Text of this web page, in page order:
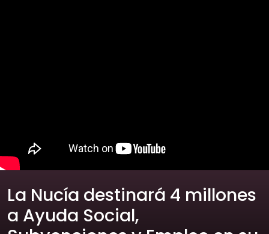
La Nucía destinará 4 millones
a Ayuda Social,